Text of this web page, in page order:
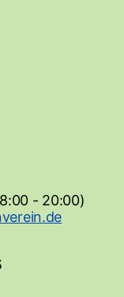
- 20:00)